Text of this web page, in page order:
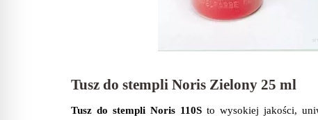
Tusz do stempli Noris Zielony 25 ml
Tusz do stempli Noris 110Sto wysokiej jakości,